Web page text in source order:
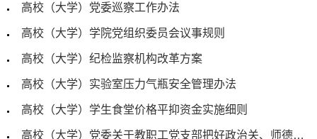
高校（大学）党委巡察工作办法
高校（大学）学院党组织委员会议事规则
高校（大学）纪检监察机构改革方案
高校（大学）实验室压力气瓶安全管理办法
高校（大学）学生食堂价格平抑资金实施细则
高校（大学）党委关于教职工党支部把好政治关、师德关的实施办法